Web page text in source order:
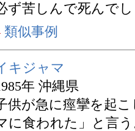
ず苦しんで死んで
類似事例
キジャマ
年 沖縄県
供が急に痙攣を起
に食われた」と言